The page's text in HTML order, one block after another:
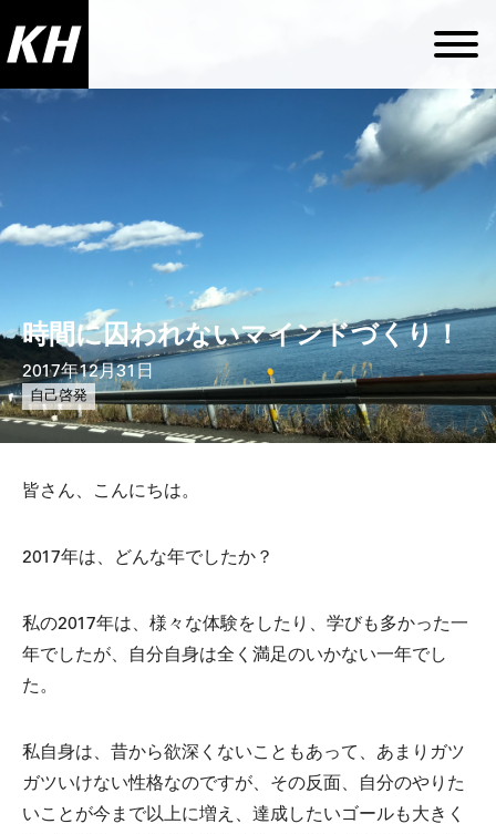
時間に囚われないマインドづくり！
2017年12月31日
自己啓発
皆さん、こんにちは。
2017年は、どんな年でしたか？
私の2017年は、様々な体験をしたり、学びも多かった一
年でしたが、自分自身は全く満足のいかない一年でし
た。
私自身は、昔から欲深くないこともあって、あまりガツ
ガツいけない性格なのですが、その反面、自分のやりた
いことが今まで以上に増え、達成したいゴールも大きく